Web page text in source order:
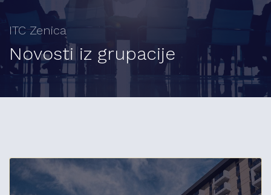
ITC Zenica
Novosti iz grupacije